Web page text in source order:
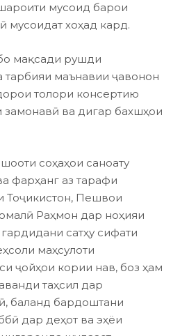
мусоид барои
мусоидат хоҳад кард.
мақсади рушди
тарбияи маънавии ҷавонон
толори консертию
замонавӣ ва дигар бахшҳои
соҳаҳои саноату
фарҳанг аз тарафи
Тоҷикистон, Пешвои
Раҳмон дар ноҳияи
сатҳу сифати
маҳсулоти
ҷойҳои кории нав, боз ҳам
таҳсил дар
баланд бардоштани
дар деҳот ва эҳёи